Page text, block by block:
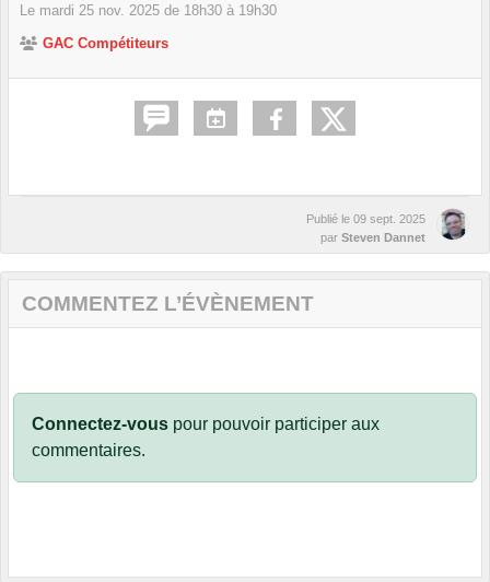
Le mardi 25 nov. 2025 de 18h30 à 19h30
GAC Compétiteurs
Publié le 09 sept. 2025
par Steven Dannet
COMMENTEZ L’ÉVÈNEMENT
Connectez-vous pour pouvoir participer aux
commentaires.